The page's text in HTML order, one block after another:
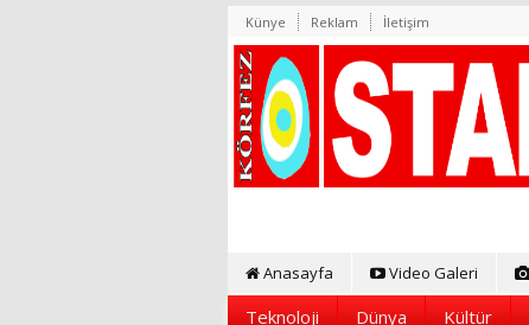
Künye Reklam İletişim
Anasayfa Video Galeri
Teknoloji Dünya Kültür